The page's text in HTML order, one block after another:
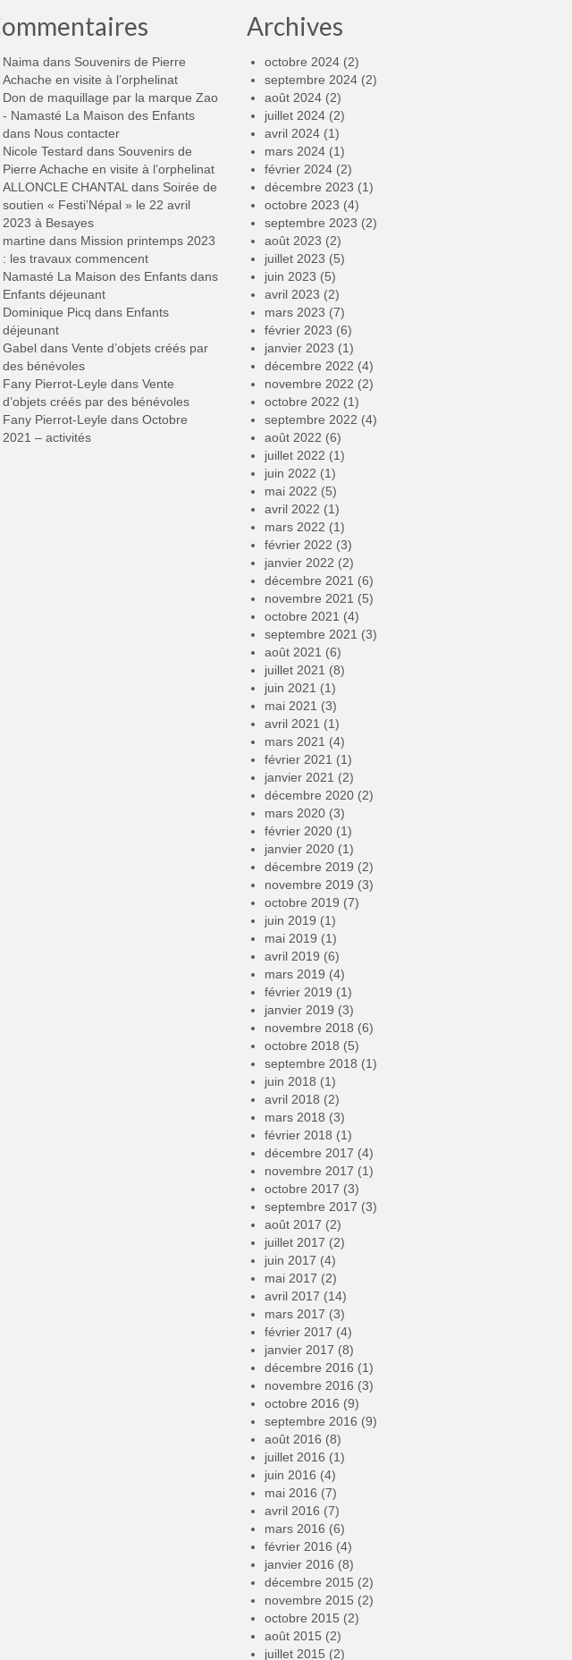
Naima dans Souvenirs de Pierre
Achache en visite à l’orphelinat
Don de maquillage par la marque Zao
- Namasté La Maison des Enfants
dans Nous contacter
Nicole Testard dans Souvenirs de
Pierre Achache en visite à l’orphelinat
ALLONCLE CHANTAL dans Soirée de
soutien « Festi’Népal » le 22 avril
2023 à Besayes
martine dans Mission printemps 2023
: les travaux commencent
Namasté La Maison des Enfants dans
Enfants déjeunant
Dominique Picq dans Enfants
déjeunant
Gabel dans Vente d’objets créés par
des bénévoles
Fany Pierrot-Leyle dans Vente
d’objets créés par des bénévoles
Fany Pierrot-Leyle dans Octobre
2021 – activités
Archives
octobre 2024(2)
septembre 2024(2)
août 2024(2)
juillet 2024(2)
avril 2024(1)
mars 2024(1)
février 2024(2)
décembre 2023 (1)
octobre 2023 (4)
septembre 2023 (2)
août 2023 (2)
juillet 2023 (5)
juin 2023 (5)
avril 2023 (2)
mars 2023 (7)
février 2023 (6)
janvier 2023 (1)
décembre 2022 (4)
novembre 2022 (2)
octobre 2022 (1)
septembre 2022 (4)
août 2022 (6)
juillet 2022 (1)
juin 2022 (1)
mai 2022 (5)
avril 2022 (1)
mars 2022 (1)
février 2022 (3)
janvier 2022 (2)
décembre 2021 (6)
novembre 2021 (5)
octobre 2021 (4)
septembre 2021 (3)
août 2021 (6)
juillet 2021 (8)
juin 2021 (1)
mai 2021 (3)
avril 2021 (1)
mars 2021 (4)
février 2021 (1)
janvier 2021 (2)
décembre 2020(2)
mars 2020(3)
février 2020(1)
janvier 2020(1)
décembre 2019 (2)
novembre 2019 (3)
octobre 2019 (7)
juin 2019 (1)
mai 2019 (1)
avril 2019 (6)
mars 2019 (4)
février 2019 (1)
janvier 2019 (3)
novembre 2018 (6)
octobre 2018 (5)
septembre 2018 (1)
juin 2018 (1)
avril 2018 (2)
mars 2018 (3)
février 2018 (1)
décembre 2017 (4)
novembre 2017 (1)
octobre 2017 (3)
septembre 2017 (3)
août 2017 (2)
juillet 2017 (2)
juin 2017 (4)
mai 2017 (2)
avril 2017 (14)
mars 2017 (3)
février 2017 (4)
janvier 2017 (8)
décembre 2016 (1)
novembre 2016 (3)
octobre 2016 (9)
septembre 2016 (9)
août 2016 (8)
juillet 2016 (1)
juin 2016 (4)
mai 2016 (7)
avril 2016 (7)
mars 2016 (6)
février 2016 (4)
janvier 2016 (8)
décembre 2015 (2)
novembre 2015 (2)
octobre 2015 (2)
août 2015 (2)
juillet 2015 (2)